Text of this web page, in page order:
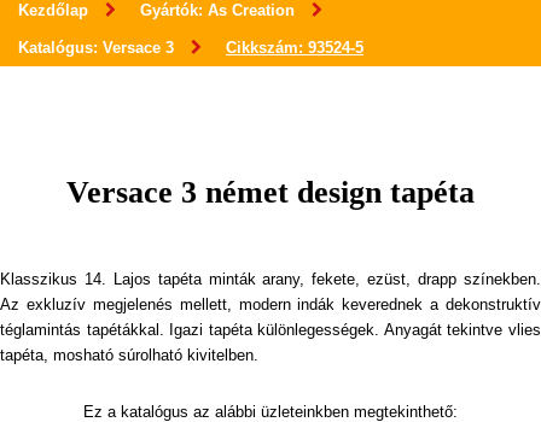
Kezdőlap Gyártók: As Creation
Katalógus: Versace 3 Cikkszám: 93524-5
Versace 3 német design tapéta
Klasszikus 14. Lajos tapéta minták arany, fekete, ezüst, drapp színekben.
Az exkluzív megjelenés mellett, modern indák keverednek a dekonstruktív
téglamintás tapétákkal. Igazi tapéta különlegességek. Anyagát tekintve vlies
tapéta, mosható súrolható kivitelben.
Ez a katalógus az alábbi üzleteinkben megtekinthető: